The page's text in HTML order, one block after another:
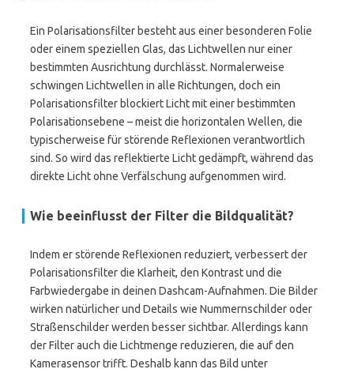
Ein Polarisationsfilter besteht aus einer besonderen Folie
oder einem speziellen Glas, das Lichtwellen nur einer
bestimmten Ausrichtung durchlässt. Normalerweise
schwingen Lichtwellen in alle Richtungen, doch ein
Polarisationsfilter blockiert Licht mit einer bestimmten
Polarisationsebene – meist die horizontalen Wellen, die
typischerweise für störende Reflexionen verantwortlich
sind. So wird das reflektierte Licht gedämpft, während das
direkte Licht ohne Verfälschung aufgenommen wird.
Wie beeinflusst der Filter die Bildqualität?
Indem er störende Reflexionen reduziert, verbessert der
Polarisationsfilter die Klarheit, den Kontrast und die
Farbwiedergabe in deinen Dashcam-Aufnahmen. Die Bilder
wirken natürlicher und Details wie Nummernschilder oder
Straßenschilder werden besser sichtbar. Allerdings kann
der Filter auch die Lichtmenge reduzieren, die auf den
Kamerasensor trifft. Deshalb kann das Bild unter